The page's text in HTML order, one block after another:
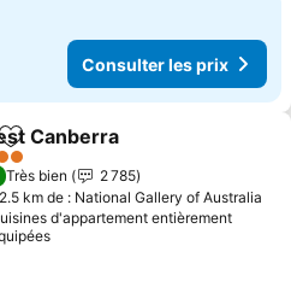
Consulter les prix
Ajouter à mes favoris
Canberra
Très bien
2 785
km de : National Gallery of Australia
d'appartement entièrement